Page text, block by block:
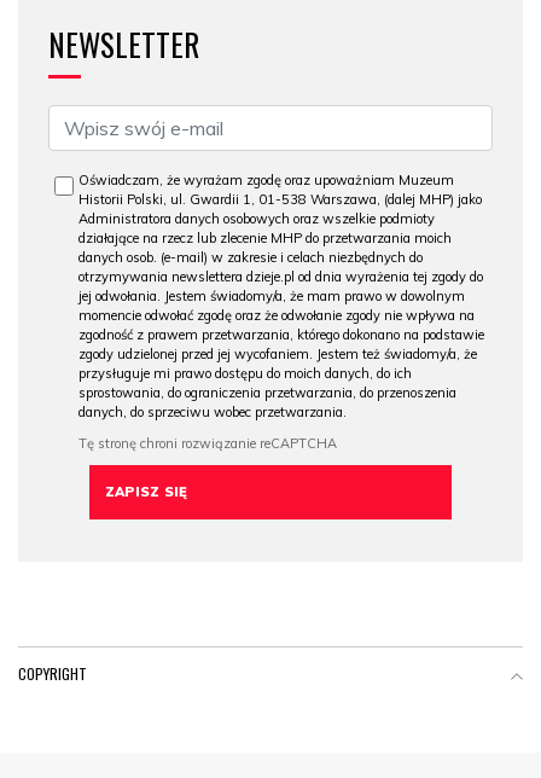
NEWSLETTER
Oświadczam, że wyrażam zgodę oraz upoważniam Muzeum
Historii Polski, ul. Gwardii 1, 01-538 Warszawa, (dalej MHP) jako
Administratora danych osobowych oraz wszelkie podmioty
działające na rzecz lub zlecenie MHP do przetwarzania moich
danych osob. (e-mail) w zakresie i celach niezbędnych do
otrzymywania newslettera dzieje.pl od dnia wyrażenia tej zgody do
jej odwołania. Jestem świadomy/a, że mam prawo w dowolnym
momencie odwołać zgodę oraz że odwołanie zgody nie wpływa na
zgodność z prawem przetwarzania, którego dokonano na podstawie
zgody udzielonej przed jej wycofaniem. Jestem też świadomy/a, że
przysługuje mi prawo dostępu do moich danych, do ich
sprostowania, do ograniczenia przetwarzania, do przenoszenia
danych, do sprzeciwu wobec przetwarzania.
COPYRIGHT